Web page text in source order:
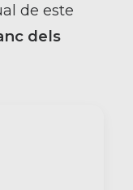
de este
dels